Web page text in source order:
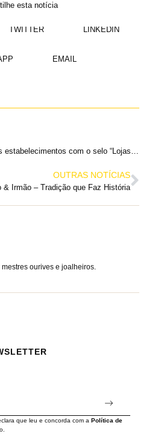
esta notícia
TWITTER LINKEDIN
EMAIL
OUTRAS NOTÍCIAS
& Irmão – Tradição que Faz História
ourives e joalheiros.
que leu e concorda com aPolítica de